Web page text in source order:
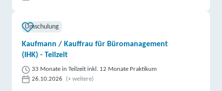
Umschulung
Kaufmann / Kauffrau für Büromanagement
(IHK) - Teilzeit
33 Monate in Teilzeit inkl. 12 Monate Praktikum
26.10.2026
(+ weitere)